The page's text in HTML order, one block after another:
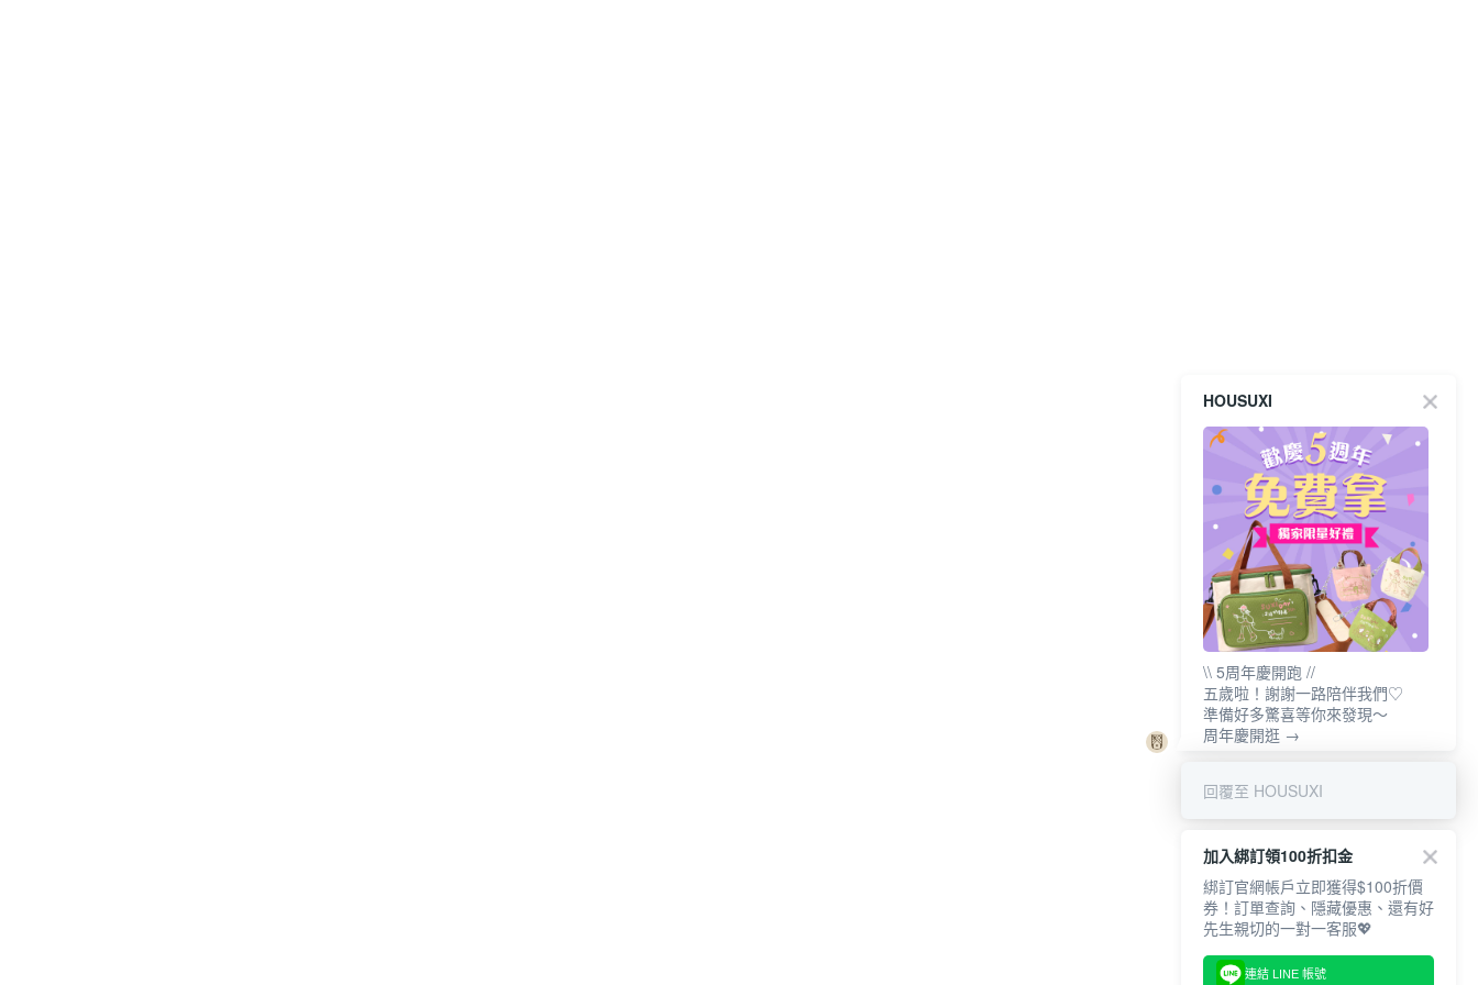
HOUSUXI
\\ 5周年慶開跑 //
五歲啦！謝謝一路陪伴我們♡
準備好多驚喜等你來發現～
周年慶開逛 →
回覆至 HOUSUXI
加入綁訂領100折扣金
綁訂官網帳戶立即獲得$100折價
券！訂單查詢、隱藏優惠、還有好
先生親切的一對一客服💖
連結 LINE 帳號